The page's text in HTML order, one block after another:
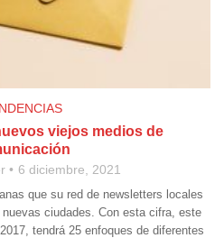
viejos medios de
6 diciembre, 2021
que su red de newsletters locales
ciudades. Con esta cifra, este
tendrá 25 enfoques de diferentes